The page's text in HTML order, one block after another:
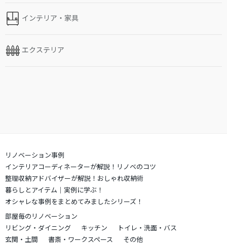
インテリア・家具
エクステリア
リノベーション事例
インテリアコーディネーターが解説！リノベのコツ
整理収納アドバイザーが解説！おしゃれ収納術
暮らしとアイテム｜実例に学ぶ！
オシャレな事例をまとめてみましたシリーズ！
部屋毎のリノベーション
リビング・ダイニング
キッチン
トイレ・洗面・バス
玄関・土間
書斎・ワークスペース
その他